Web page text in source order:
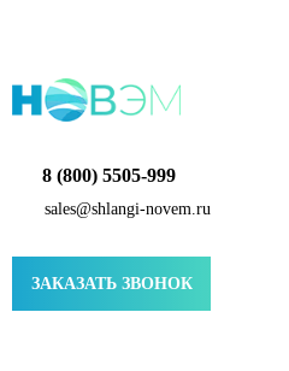
8 (800) 5505-999
sales@shlangi-novem.ru
ЗАКАЗАТЬ ЗВОНОК